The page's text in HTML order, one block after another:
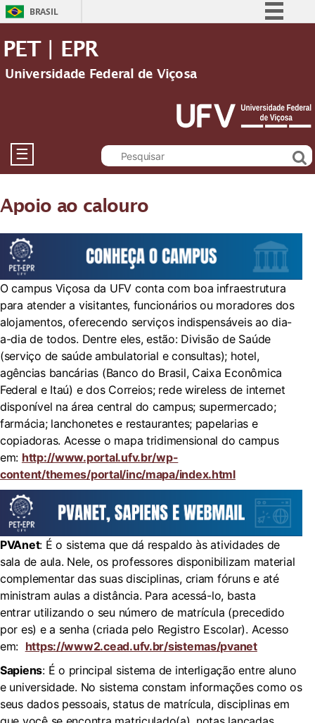
BRASIL
Acesso à informação
Legislação
Canais
PET | EPR
Universidade Federal de Viçosa
☰
Apoio ao calouro
O campus Viçosa da UFV conta com boa infraestrutura
para atender a visitantes, funcionários ou moradores dos
alojamentos, oferecendo serviços indispensáveis ao dia-
a-dia de todos. Dentre eles, estão: Divisão de Saúde
(serviço de saúde ambulatorial e consultas); hotel,
agências bancárias (Banco do Brasil, Caixa Econômica
Federal e Itaú) e dos Correios; rede wireless de internet
disponível na área central do campus; supermercado;
farmácia; lanchonetes e restaurantes; papelarias e
copiadoras. Acesse o mapa tridimensional do campus
em: http://www.portal.ufv.br/wp-
content/themes/portal/inc/mapa/index.html
PVAnet: É o sistema que dá respaldo às atividades de
sala de aula. Nele, os professores disponibilizam material
complementar das suas disciplinas, criam fóruns e até
ministram aulas a distância. Para acessá-lo, basta
entrar utilizando o seu número de matrícula (precedido
por es) e a senha (criada pelo Registro Escolar). Acesso
em: https://www2.cead.ufv.br/sistemas/pvanet
Sapiens: É o principal sistema de interligação entre aluno
e universidade. No sistema constam informações como os
seus dados pessoais, status de matrícula, disciplinas em